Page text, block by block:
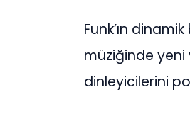
Funk’ın
müziğinde yeni
dinleyicilerini